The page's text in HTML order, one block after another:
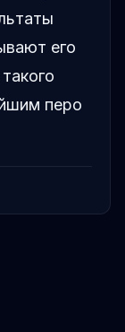
его
перо